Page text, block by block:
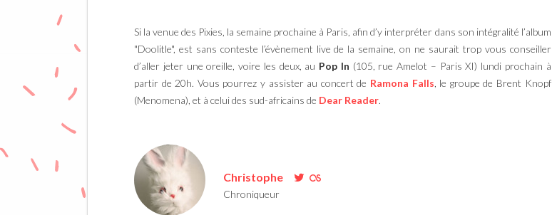
Si la venue des Pixies, la semaine prochaine à Paris, afin d’y interpréter dans son intégralité l’album
"Doolitle", est sans conteste l’évènement live de la semaine, on ne saurait trop vous conseiller
d’aller jeter une oreille, voire les deux, au Pop In (105, rue Amelot – Paris XI) lundi prochain à
partir de 20h. Vous pourrez y assister au concert de Ramona Falls , le groupe de Brent Knopf
(Menomena), et à celui des sud-africains de Dear Reader.
Christophe
Chroniqueur